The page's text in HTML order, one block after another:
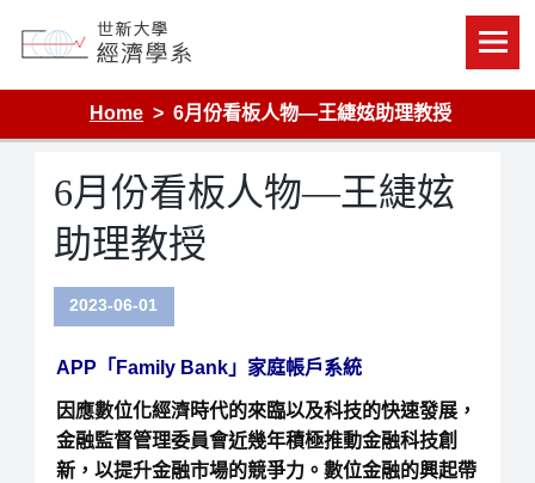
content
Department of Economics, Shih Hsin University
Home
6月份看板人物—王緁妶助理教授
6月份看板人物—王緁妶
助理教授
2023-06-01
APP 「 Family Bank」家庭帳戶系統
因應數位化經濟時代的來臨以及科技的快速發展，
金融監督管理委員會近幾年積極推動金融科技創
新，以提升金融市場的競爭力。數位金融的興起帶